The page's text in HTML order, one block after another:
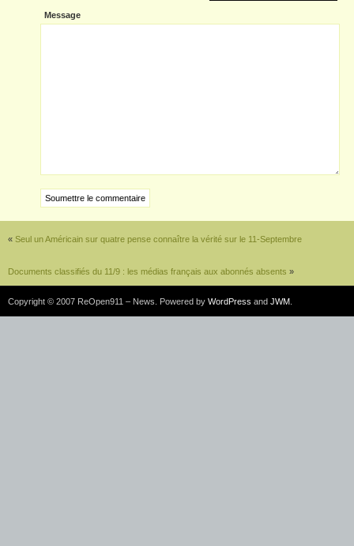
Message
« Seul un Américain sur quatre pense connaître la vérité sur le 11-Septembre
Documents classifiés du 11/9 : les médias français aux abonnés absents »
Copyright © 2007 ReOpen911 – News. Powered by WordPress and JWM